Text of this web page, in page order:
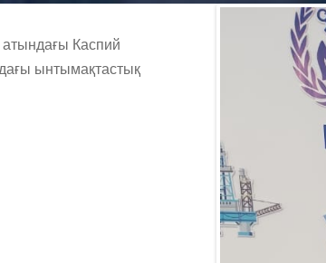
Каспий
ынтымақтастық